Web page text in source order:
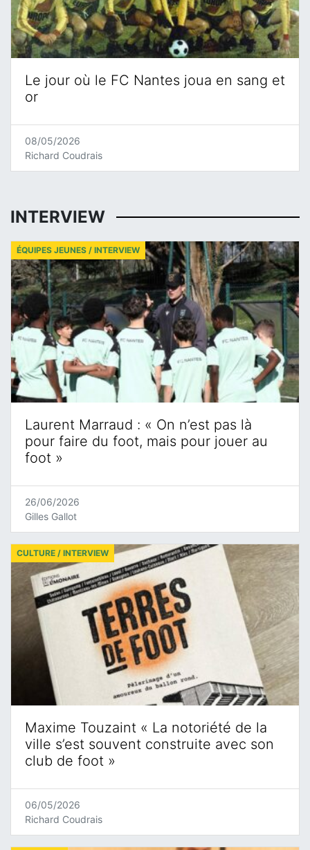
Le jour où le FC Nantes joua en sang et
or
08/05/2026
Richard Coudrais
INTERVIEW
Laurent Marraud : « On n’est pas là
pour faire du foot, mais pour jouer au
foot »
ÉQUIPES JEUNES / INTERVIEW
26/06/2026
Gilles Gallot
Maxime Touzaint « La notoriété de la
ville s’est souvent construite avec son
club de foot »
CULTURE / INTERVIEW
06/05/2026
Richard Coudrais